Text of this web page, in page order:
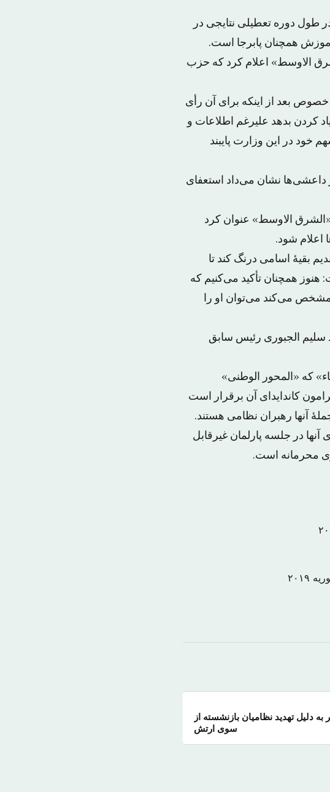
طول دوره تعطیلی نتایجی در
همچنان پابرجا است.
الاوسط» اعلام کرد که حزب
بعد از اینکه برای آن رأی
کردن بدهد علیرغم اطلاعات و
خود در این وزارت پایبند
داعشی‌ها نشان می‌داد استعفای
الاوسط» عنوان کرد
اعلام شود.
بقیهٔ اسامی درنگ کند تا
همچنان تأکید می‌کنیم که
مشخص می‌کند می‌توان او را
سلیم الجبوری رئیس سابق
که «المحور الوطنی»
کاندایدای آن برقرار است
در جلسه پارلمان غیرقابل
محرمانه است.
به دلیل تهدید نظامیان بازنشسته از
سوی ارتش